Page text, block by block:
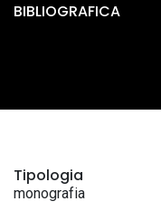
BIBLIOGRAFICA
Tipologia
monografia